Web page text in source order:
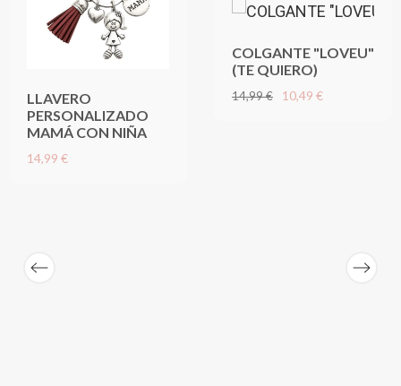
LLAVERO
PERSONALIZADO
MAMÁ CON NIÑA
14,99 €
COLGANTE "LOVEU"
(TE QUIERO)
14,99 € 10,49 €